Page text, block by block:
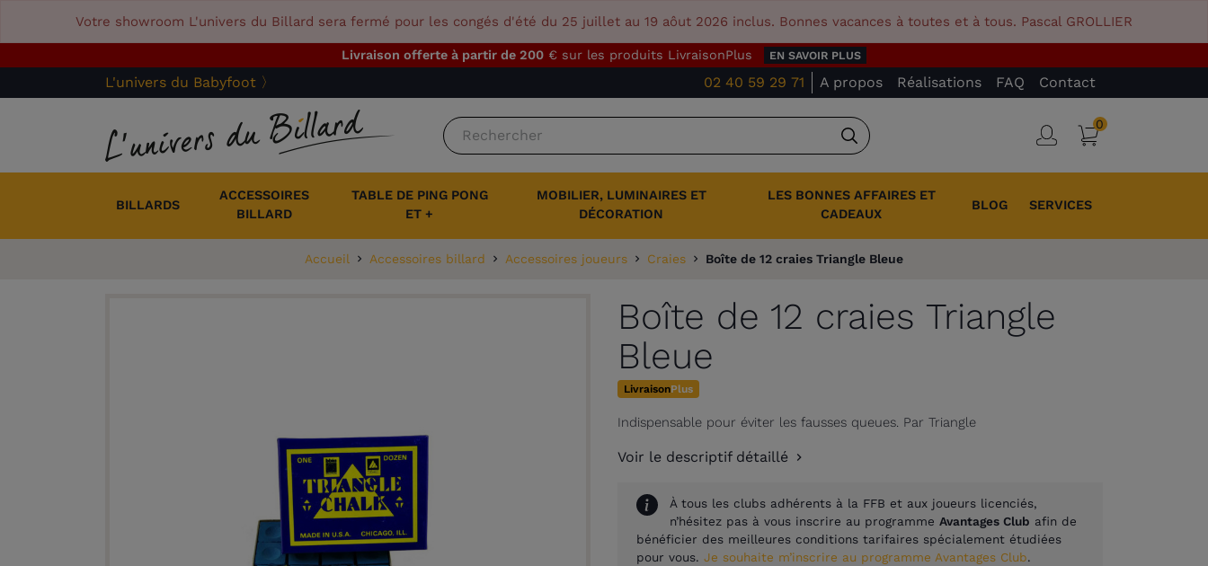
Votre showroom L'univers du Billard sera fermé pour les congés d'été du 25 juillet au 19 aôut 2026 inclus. Bonnes vacances à toutes et à tous. Pascal GROLLIER
Livraison offerte à partir de 200 € sur les produits LivraisonPlus EN SAVOIR PLUS
L'univers du Babyfoot 〉 02 40 59 29 71 A propos Réalisations FAQ Contact
Rechercher
Connexion
Panier
0
BILLARDS
ACCESSOIRES
BILLARD
TABLE DE PING PONG
ET +
MOBILIER, LUMINAIRES ET
DÉCORATION
LES BONNES AFFAIRES ET
CADEAUX
BLOG SERVICES
Accueil Accessoires billard Accessoires joueurs Craies Boîte de 12 craies Triangle Bleue
Boîte de 12 craies Triangle
Bleue
LivraisonPlus
Indispensable pour éviter les fausses queues. Par Triangle
Voir le descriptif détaillé
À tous les clubs adhérents à la FFB et aux joueurs licenciés,
n’hésitez pas à vous inscrire au programme Avantages Club afin de
bénéficier des meilleures conditions tarifaires spécialement étudiées
pour vous. Je souhaite m’inscrire au programme Avantages Club.